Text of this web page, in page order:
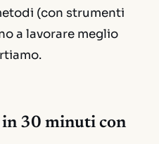
(con strumenti
a lavorare meglio
in 30 minuti con